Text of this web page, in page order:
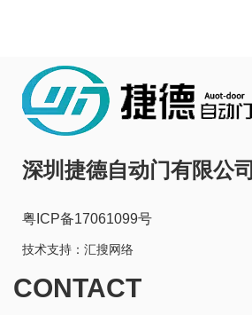
深圳捷德自动门有限公司
粤ICP备17061099号
技术支持： 汇搜网络
CONTACT